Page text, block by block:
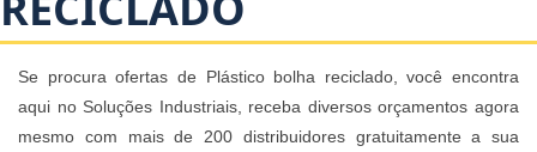
Se procura ofertas de Plástico bolha reciclado, você encontra
aqui no Soluções Industriais, receba diversos orçamentos agora
mesmo com mais de 200 distribuidores gratuitamente a sua